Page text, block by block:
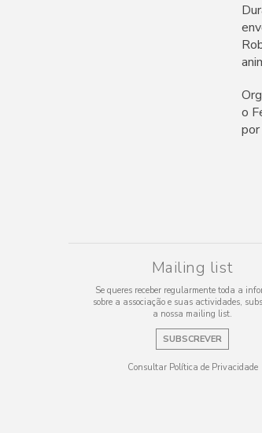
o
por
Mailing list
Se queres receber regularmente toda a
sobre a associação e suas actividades,
a nossa mailing list.
SUBSCREVER
Consultar Política de Privacidade